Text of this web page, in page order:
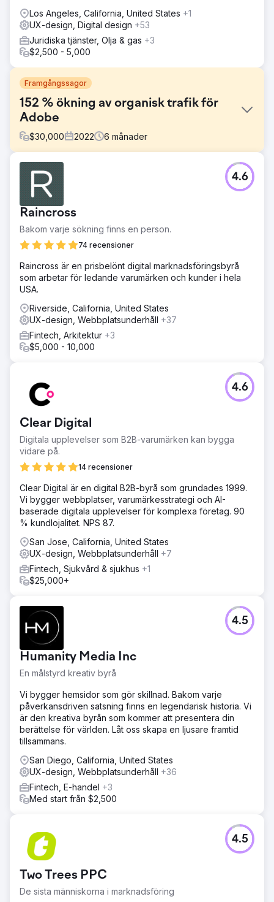
Los Angeles, California, United States +1
UX-design, Digital design +53
Juridiska tjänster, Olja & gas +3
$2,500 - 5,000
Framgångssagor
152 % ökning av organisk trafik för
Adobe
$30,000 2022 6 månader
Utmaning
Adobe kontaktade oss med ett specifikt behov av digital
marknadsföring och bad om utvecklingen av en
heltäckande strategi som syftar till att stärka deras
onlinenärvaro, engagera sin målgrupp, förbättra
sökordsprestanda och driva konverteringar över flera
digitala plattformar.
Vårt team insåg de unika utmaningarna och möjligheterna
som finns i deras bransch, och började med en
mångfacetterad strategi som integrerade SEO-
förbättringar, skräddarsydd innehållsmarknadsföring,
riktade sociala mediekampanjer och datadrivna PPC-
strategier. Genom att optimera varje aspekt av Adobes
digitala fotavtryck, strävade vi efter att skapa ett
sammanhållet och dynamiskt onlineekosystem som inte
trafiken till lojala kunder och öka den totala avkastningen
på investeringen.
Resultat
Organisk trafik förbättrades från 107 miljoner till 152
miljoner (%) Antalet organiskt rankade sökord ökade från
13,7 miljoner till 29,7 miljoner (%) En betydande ökning av
organisk trafikvärde från 68,9 miljoner USD till 97,1
miljoner USD (%) Refererande domäner ökade från 1,8
miljoner till 1.9 m (%)
Gå till byråsida
Raincross
Bakom varje sökning finns en person.
74 recensioner
4.6
Raincross är en prisbelönt digital marknadsföringsbyrå
som arbetar för ledande varumärken och kunder i hela
USA.
Riverside, California, United States
UX-design, Webbplatsunderhåll +37
Fintech, Arkitektur +3
$5,000 - 10,000
Clear Digital
Digitala upplevelser som B2B-varumärken kan bygga
vidare på.
14 recensioner
4.6
Clear Digital är en digital B2B-byrå som grundades 1999.
Vi bygger webbplatser, varumärkesstrategi och AI-
baserade digitala upplevelser för komplexa företag. 90
% kundlojalitet. NPS 87.
San Jose, California, United States
UX-design, Webbplatsunderhåll +7
Fintech, Sjukvård & sjukhus +1
$25,000+
Humanity Media Inc
En målstyrd kreativ byrå
4.5
Vi bygger hemsidor som gör skillnad. Bakom varje
påverkansdriven satsning finns en legendarisk historia. Vi
är den kreativa byrån som kommer att presentera din
berättelse för världen. Låt oss skapa en ljusare framtid
tillsammans.
San Diego, California, United States
UX-design, Webbplatsunderhåll +36
Fintech, E-handel +3
Med start från $2,500
Two Trees PPC
De sista människorna i marknadsföring
4.5